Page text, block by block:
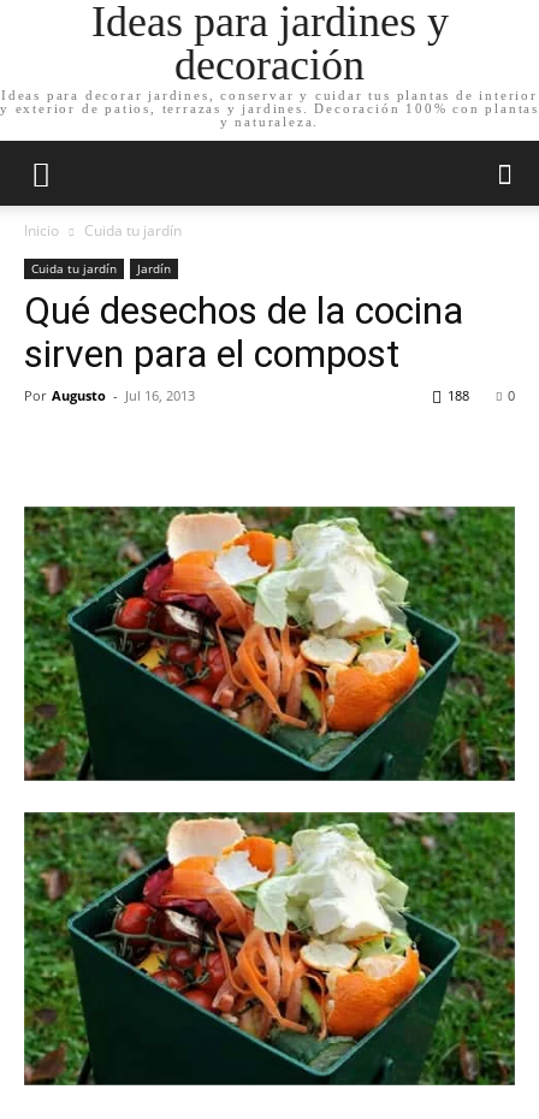
Ideas para jardines y
decoración
Ideas para decorar jardines, conservar y cuidar tus plantas de interior
y exterior de patios, terrazas y jardines. Decoración 100% con plantas
y naturaleza.
Inicio Cuida tu jardín
Cuida tu jardín Jardín
Qué desechos de la cocina
sirven para el compost
Por Augusto - Jul 16, 2013 0
188